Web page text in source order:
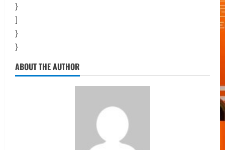
}
]
}
}
ABOUT THE AUTHOR